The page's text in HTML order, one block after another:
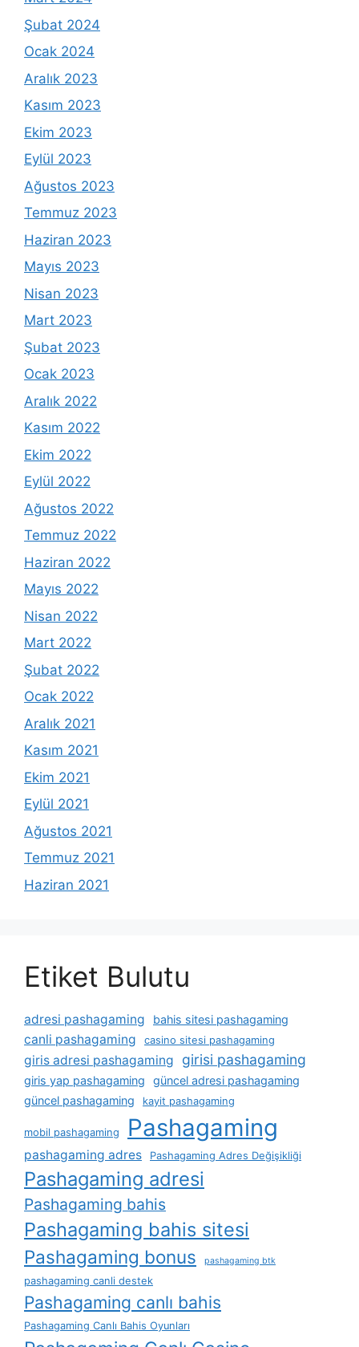
Şubat 2024
Ocak 2024
Aralık 2023
Kasım 2023
Ekim 2023
Eylül 2023
Ağustos 2023
Temmuz 2023
Haziran 2023
Mayıs 2023
Nisan 2023
Mart 2023
Şubat 2023
Ocak 2023
Aralık 2022
Kasım 2022
Ekim 2022
Eylül 2022
Ağustos 2022
Temmuz 2022
Haziran 2022
Mayıs 2022
Nisan 2022
Mart 2022
Şubat 2022
Ocak 2022
Aralık 2021
Kasım 2021
Ekim 2021
Eylül 2021
Ağustos 2021
Temmuz 2021
Haziran 2021
Etiket Bulutu
adresi pashagaming bahis sitesi pashagaming
canli pashagaming casino sitesi pashagaming
giris adresi pashagaming girisi pashagaming
giris yap pashagaming
güncel adresi pashagaming
güncel pashagaming
kayit pashagaming
mobil pashagaming Pashagaming
pashagaming adres Pashagaming Adres Değişikliği
Pashagaming adresi
Pashagaming bahis
Pashagaming bahis sitesi
Pashagaming bonus pashagaming btk
pashagaming canli destek
Pashagaming canlı bahis
Pashagaming Canlı Bahis Oyunları